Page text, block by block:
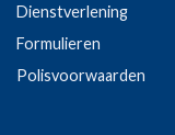
Dienstverlening
Formulieren
Polisvoorwaarden